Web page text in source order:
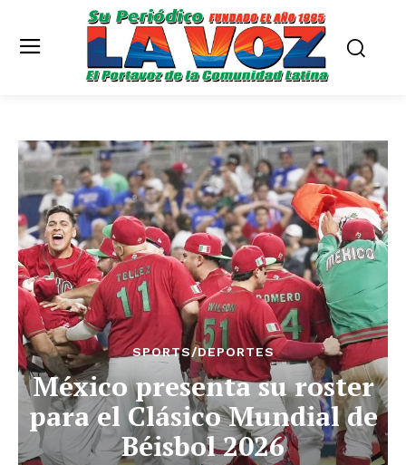
SPORTS/DEPORTES
México presenta su roster
para el Clásico Mundial de
Béisbol 2026